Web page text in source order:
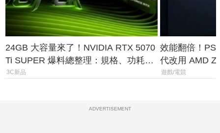
24GB 大容量來了！NVIDIA RTX 5070
Ti SUPER 爆料總整理：規格、功耗、
上市時間
3C新品
效能翻倍！
代改用 AMD
120fps 與全光
遊戲/電競
ADVERTISEMENT